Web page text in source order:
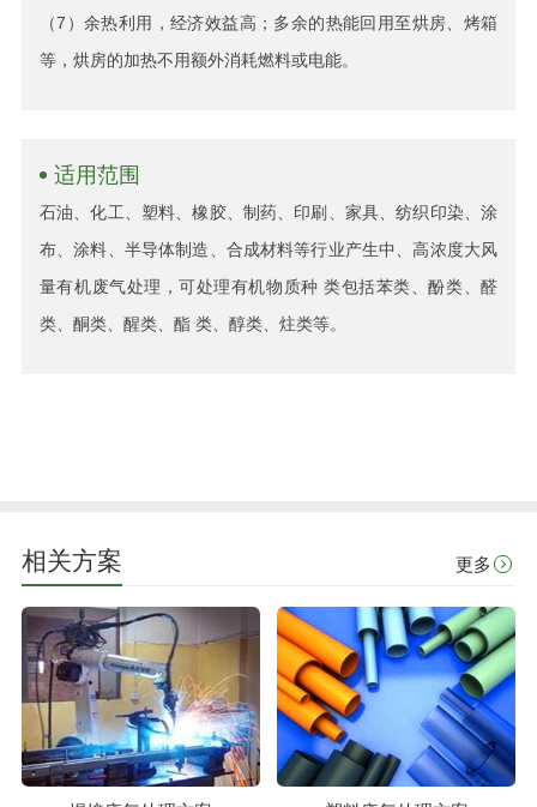
（7）余热利用，经济效益高；多余的热能回用至烘房、烤箱
等，烘房的加热不用额外消耗燃料或电能。
适用范围
石油、化工、塑料、橡胶、制药、印刷、家具、纺织印染、涂
布、涂料、半导体制造、合成材料等行业产生中、高浓度大风
量有机废气处理，可处理有机物质种 类包括苯类、酚类、醛
类、酮类、醒类、酯 类、醇类、炷类等。
相关方案 更多